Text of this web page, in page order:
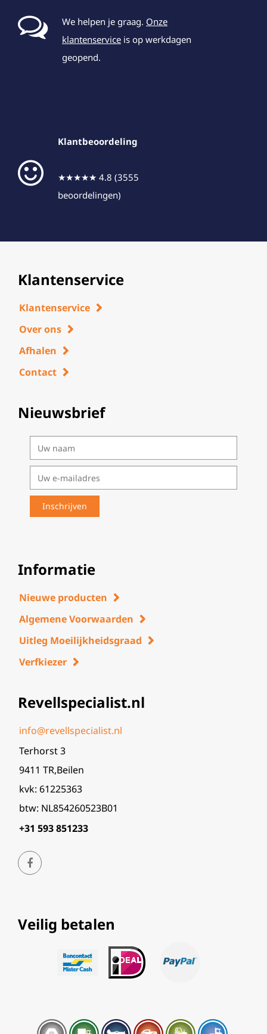
We helpen je graag. Onze
klantenservice is op werkdagen
geopend.
Klantbeoordeling
★★★★★ 4.8 (3555
beoordelingen)
Klantenservice
Klantenservice
Over ons
Afhalen
Contact
Nieuwsbrief
Informatie
Nieuwe producten
Algemene Voorwaarden
Uitleg Moeilijkheidsgraad
Verfkiezer
Revellspecialist.nl
info@revellspecialist.nl
Terhorst 3
9411 TR,Beilen
kvk: 61225363
btw: NL854260523B01
+31 593 851233
Veilig betalen